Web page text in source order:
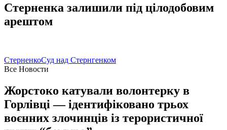
Стерненка залишили під цілодобовим
арештом
СтерненкоСуд над Стернгенком
Все Новости
Жорстоко катували волонтерку в
Горлівці — ідентифіковано трьох
воєнних злочинців із терористичної